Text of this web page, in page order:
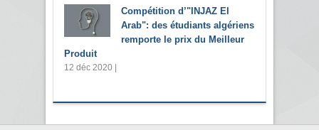
Compétition d’"INJAZ El
Arab": des étudiants algériens
remporte le prix du Meilleur
Produit
12 déc 2020 |